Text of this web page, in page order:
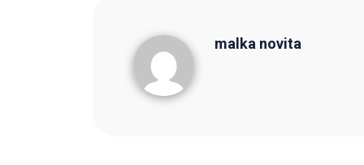
malka novita